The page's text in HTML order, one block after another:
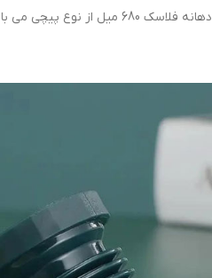
دهانه فلاسک 680 میل از نوع پیچی می باشد.